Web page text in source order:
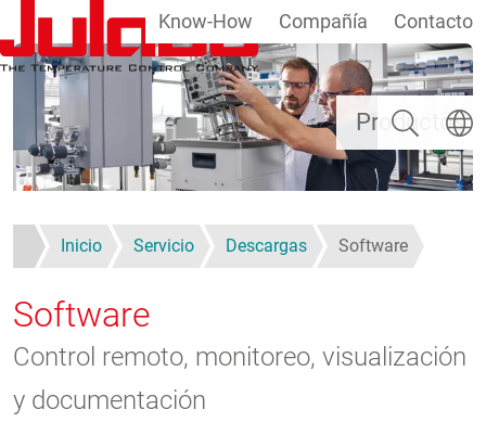
Pasar al contenido principal
Productos
Know-How Compañía Contacto
Buscar
Inicio Servicio Descargas Software
Software
Control remoto, monitoreo, visualización
y documentación